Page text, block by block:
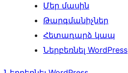
Մեր մասին
Թարգմանիչներ
Հետադարձ կապ
Ներբեռնել WordPress